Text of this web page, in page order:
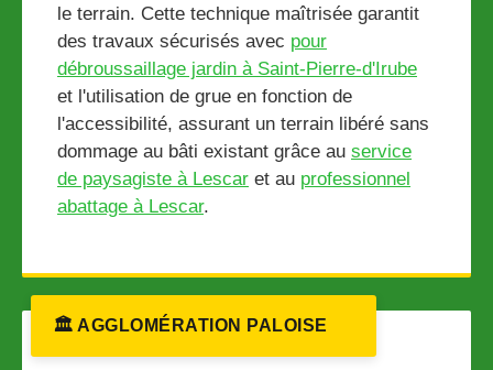
le terrain. Cette technique maîtrisée garantit
des travaux sécurisés avec pour
débroussaillage jardin à Saint-Pierre-d'Irube
et l'utilisation de grue en fonction de
l'accessibilité, assurant un terrain libéré sans
dommage au bâti existant grâce au service
de paysagiste à Lescar et au professionnel
abattage à Lescar.
🏛️ AGGLOMÉRATION PALOISE